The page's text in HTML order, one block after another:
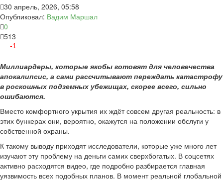
30 апрель, 2026, 05:58
Опубликовал: Вадим Маршал
0
513
-1
Миллиардеры, которые якобы готовят для человечества
апокалипсис, а сами рассчитывают переждать катастрофу
в роскошных подземных убежищах, скорее всего, сильно
ошибаются.
Вместо комфортного укрытия их ждёт совсем другая реальность: в
этих бункерах они, вероятно, окажутся на положении обслуги у
собственной охраны.
К такому выводу приходят исследователи, которые уже много лет
изучают эту проблему на деньги самих сверхбогатых. В соцсетях
активно расходятся видео, где подробно разбирается главная
уязвимость всех подобных планов. В момент реальной глобальной